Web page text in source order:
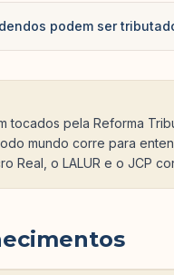
podem ser
tocados pela Reforma
mundo corre para
Real, o LALUR e o JCP